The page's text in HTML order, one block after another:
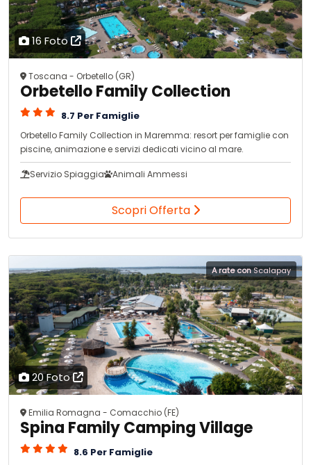
16 Foto
Toscana - Orbetello (GR)
Orbetello Family Collection
8.7 Per Famiglie
Orbetello Family Collection in Maremma: resort per famiglie con
piscine, animazione e servizi dedicati vicino al mare.
Servizio Spiaggia Animali Ammessi
Scopri Offerta
20 Foto
A rate conScalapay
Emilia Romagna - Comacchio (FE)
Spina Family Camping Village
8.6 Per Famiglie